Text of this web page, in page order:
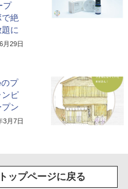
プ
で絶
に
月29日
プ
ンピ
ン
3月7日
トップページに戻る